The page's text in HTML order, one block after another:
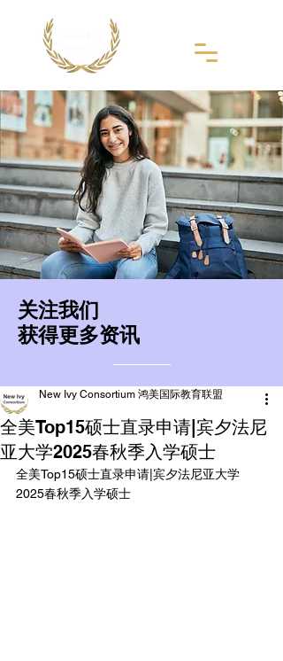
​关注我们
获得更多资讯
全美Top15硕士直录申请|宾夕法尼
亚大学2025春秋季入学硕士
New Ivy Consortium 鸿美国际教育联盟
全美Top15硕士直录申请|宾夕法尼亚大学
2025春秋季入学硕士